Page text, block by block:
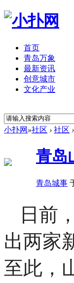
首页
青岛万象
最新资讯
创意城市
文化产业
小扑网 »社区 › 社区 ›
青岛
青岛城事
日前
出两家
至此，